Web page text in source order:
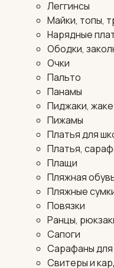
Леггинсы
Майки, топы,
Нарядные
Ободки,
Очки
Пальто
Панамы
Пиджаки,
Пижамы
Платья для
Платья,
Плащи
Пляжная
Пляжные
Повязки
Ранцы,
Сапоги
Сарафаны
Свитеры и